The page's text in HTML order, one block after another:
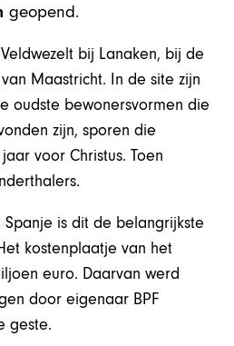
geopend.
bij Lanaken, bij de
Maastricht. In de site zijn
oudste bewonersvormen die
zijn, sporen die
voor Christus. Toen
is dit de belangrijkste
kostenplaatje van het
euro. Daarvan werd
door eigenaar BPF
geste.